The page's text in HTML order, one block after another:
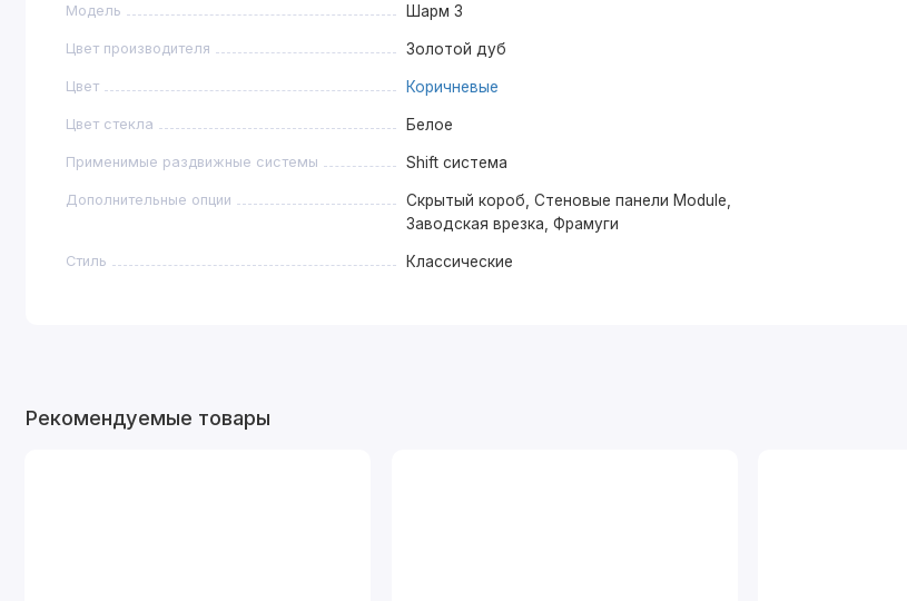
Модель Шарм 3
Цвет производителя Золотой дуб
Цвет Коричневые
Цвет стекла Белое
Применимые раздвижные системы Shift система
Дополнительные опции
Скрытый короб, Стеновые панели Module,
Заводская врезка, Фрамуги
Стиль Классические
Рекомендуемые товары